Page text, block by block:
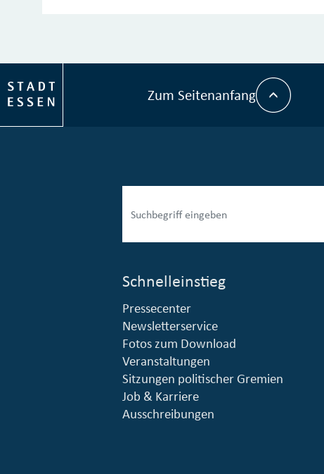
Zum Seitenanfang
Schnelleinstieg
Pressecenter
Newsletterservice
Fotos zum Download
Veranstaltungen
Sitzungen politischer Gremien
Job & Karriere
Ausschreibungen
© Stadt Essen, Presse- und Kommunikationsamt